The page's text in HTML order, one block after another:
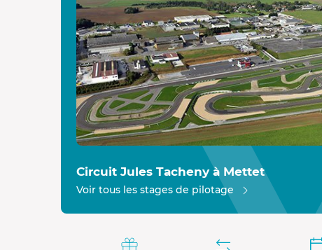
Circuit Jules Tacheny à Mettet
Voir tous les stages de pilotage